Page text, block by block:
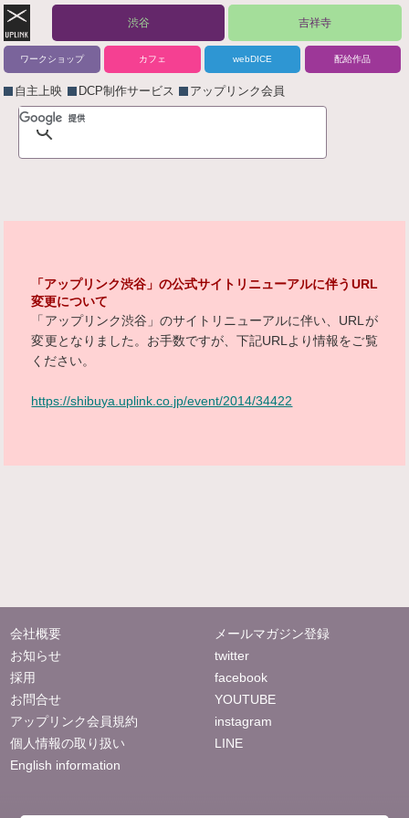
渋谷 吉祥寺
ワークショップ カフェ webDICE 配給作品
自主上映 DCP制作サービス アップリンク会員
「アップリンク渋谷」の公式サイトリニューアルに伴うURL
変更について
「アップリンク渋谷」のサイトリニューアルに伴い、URLが
変更となりました。お手数ですが、下記URLより情報をご覧
ください。
https://shibuya.uplink.co.jp/event/2014/34422
会社概要
お知らせ
採用
お問合せ
アップリンク会員規約
個人情報の取り扱い
English information
メールマガジン登録
twitter
facebook
YOUTUBE
instagram
LINE